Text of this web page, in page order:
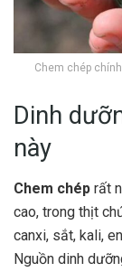
Chem chép
Dinh
này
Chem chép rất
cao, trong thịt
canxi, sắt, kali,
Nguồn dinh